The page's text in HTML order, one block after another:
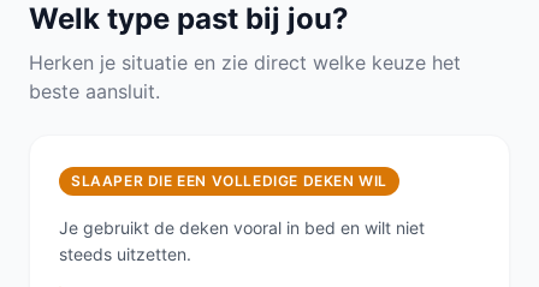
Welk type past bij jou?
Herken je situatie en zie direct welke keuze het
beste aansluit.
SLAAPER DIE EEN VOLLEDIGE DEKEN WIL
Je gebruikt de deken vooral in bed en wilt niet
steeds uitzetten.